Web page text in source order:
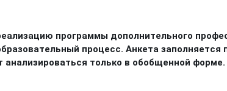
программы дополнительного
процесс. Анкета
только в обобщенной